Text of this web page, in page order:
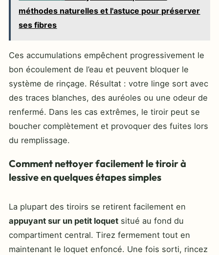
méthodes naturelles et l'astuce pour préserver
ses fibres
Ces accumulations empêchent progressivement le
bon écoulement de l’eau et peuvent bloquer le
système de rinçage. Résultat : votre linge sort avec
des traces blanches, des auréoles ou une odeur de
renfermé. Dans les cas extrêmes, le tiroir peut se
boucher complètement et provoquer des fuites lors
du remplissage.
Comment nettoyer facilement le tiroir à
lessive en quelques étapes simples
La plupart des tiroirs se retirent facilement en
appuyant sur un petit loquet situé au fond du
compartiment central. Tirez fermement tout en
maintenant le loquet enfoncé. Une fois sorti, rincez